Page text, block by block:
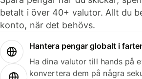
betalt i över 40+ valutor. Allt du
konto, när det behövs.
Hantera pengar globalt i
Ha dina valutor till hands på
konvertera dem på några